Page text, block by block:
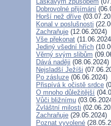
Dobrovolné přijímání
Horší než dříve
Konal v poslušnosti
Zachraňuje (12.06.2024)
Vše překonat
Jediný všední hřích
Věrný svým slibům
Dává naději (08.06.2024)
Nejsladší Ježíši
Po zásluze (06.06.2024)
Přispívá k očistě srdce
O mnoho důležitější
Vůči bližnímu
Zvláštní milosti
Zachraňuje (29.05.2024)
Poznat vyvolené